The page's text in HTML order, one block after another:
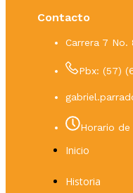
Contacto
Carrera 7
Pbx: (57)
Horario
Inicio
Historia